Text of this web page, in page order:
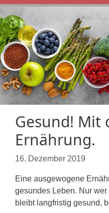
Gesund! Mit
Ernährung.
16. Dezember 2019
Eine ausgewogene
gesundes Leben. Nur
bleibt langfristig gesund,